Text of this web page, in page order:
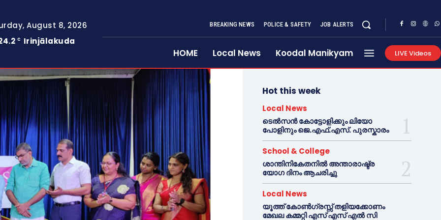
August 8, 2026
C Irinjālakuda
BREAKING NEWS POLICE & SAFETY JOB ALERTS
HOME Local News Koodal Manikyam LIVE Videos
Hot this week
Local News
ടെൽസൻ കോട്ടോളിക്കും ലിയോ
പോളിനും ജെ.എഫ്.എസ്. പുരസ്കാരം
School & College
ശാന്തിനികേതനിൽ അന്താരാഷ്ട്ര
യോഗ ദിനം ആചരിച്ചു
Local News
യൂത്ത് കോൺഗ്രസ്സ് തളിയക്കോണം
മേഖല കമ്മറ്റി എസ് എസ് എൽ സി